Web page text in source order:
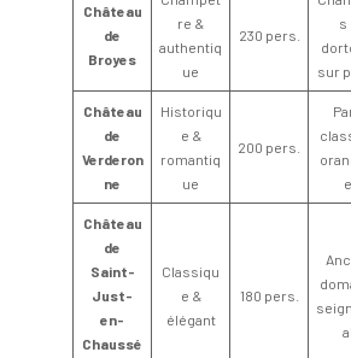
Château
de
Broyes
re &
authentiq
ue
230 pers.
s
sur
Château
de
Verderon
ne
Historiqu
e &
romantiq
ue
200 pers.
e
Château
de
Saint-
Just-
en-
Chaussé
Classiqu
e &
élégant
180 pers.
al